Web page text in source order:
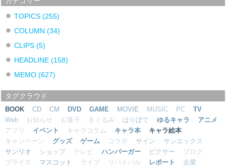
TOPICS(255)
COLUMN(34)
CLIPS(5)
HEADLINE(158)
MEMO(627)
タグクラウド
BOOK CD CM DVD GAME MOVIE MUSIC PC
TV
Web
お知らせ お菓子 きぐるみ はりぼて ゆるキャラ
アニメ
アプリ
イベント キャラコラム キャラ本
キャラ絵本
キャンペーン
グッズ ゲーム コラボ サイン
サンエックス
サンリオ
ショップ テレビ ハンバーガー ピクサー
ブログ
プライズ
マスコット ライブ リバイバル レポート
企業